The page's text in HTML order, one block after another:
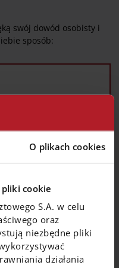
O plikach cookies
cookie
S.A. w celu
oraz
niezbędne pliki
działania
swój dowód osobisty i
sposób:
Ci z wszystkimi